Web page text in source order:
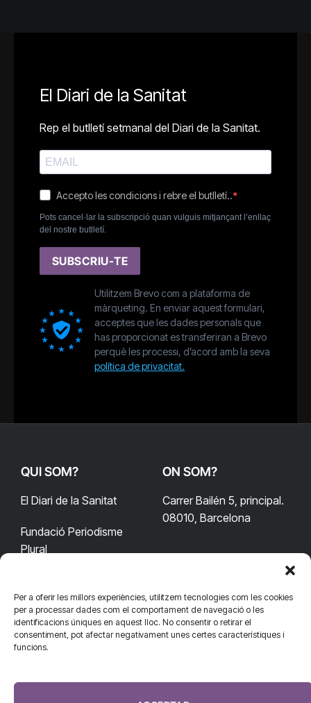
Per a oferir les millors experiències, utilitzem tecnologies com les cookies
per a processar dades com el comportament de navegació o les
identificacions úniques en aquest lloc. No consentir o retirar el
consentiment, pot afectar negativament unes certes característiques i
funcions.
El Diari de la Sanitat
Rep el butlletí setmanal del Diari de la Sanitat.
Accepto les condicions i rebre el butlletí..
Pots cancel·lar la subscripció quan vulguis mitjançant l’enllaç
del nostre butlletí.
SUBSCRIU-TE
Utilitzem Brevo com a plataforma de
màrqueting. En enviar aquest formulari,
acceptes que les dades personals que
has proporcionat es transferiran a Brevo
perquè les processi, d’acord amb la seva
política de privacitat.
QUI SOM?
El Diari de la Sanitat
Fundació Periodisme
Plural
ON SOM?
Carrer Bailén 5, principal.
08010, Barcelona
CONTACTA'NS
redaccio@diarisanitat.cat
932 311 247
CONNECTA